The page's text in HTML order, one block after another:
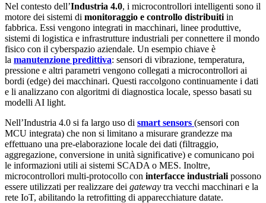
Nel contesto dell’Industria 4.0, i microcontrollori intelligenti sono il
motore dei sistemi di monitoraggio e controllo distribuiti in
fabbrica. Essi vengono integrati in macchinari, linee produttive,
sistemi di logistica e infrastrutture industriali per connettere il mondo
fisico con il cyberspazio aziendale. Un esempio chiave è
la manutenzione predittiva: sensori di vibrazione, temperatura,
pressione e altri parametri vengono collegati a microcontrollori ai
bordi (edge) dei macchinari. Questi raccolgono continuamente i dati
e li analizzano con algoritmi di diagnostica locale, spesso basati su
modelli AI light.
Nell’Industria 4.0 si fa largo uso di smart sensors (sensori con
MCU integrata) che non si limitano a misurare grandezze ma
effettuano una pre-elaborazione locale dei dati (filtraggio,
aggregazione, conversione in unità significative) e comunicano poi
le informazioni utili ai sistemi SCADA o MES. Inoltre,
microcontrollori multi-protocollo con interfacce industriali possono
essere utilizzati per realizzare dei gateway tra vecchi macchinari e la
rete IoT, abilitando la retrofitting di apparecchiature datate.